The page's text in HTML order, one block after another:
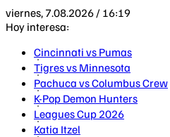
viernes, 7.08.2026 / 16:19
Hoy interesa:
Cincinnati vs Pumas
Tigres vs Minnesota
Pachuca vs Columbus Crew
K-Pop Demon Hunters
Leagues Cup 2026
Katia Itzel